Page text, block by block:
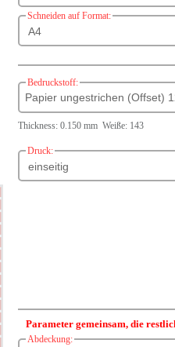
Schneiden auf Format:
Bedruckstoff:
Papier ungestrichen (Offset)
Thickness: 0.150 mm Weiße: 143
Druck:
Parameter gemeinsam, die
Abdeckung: